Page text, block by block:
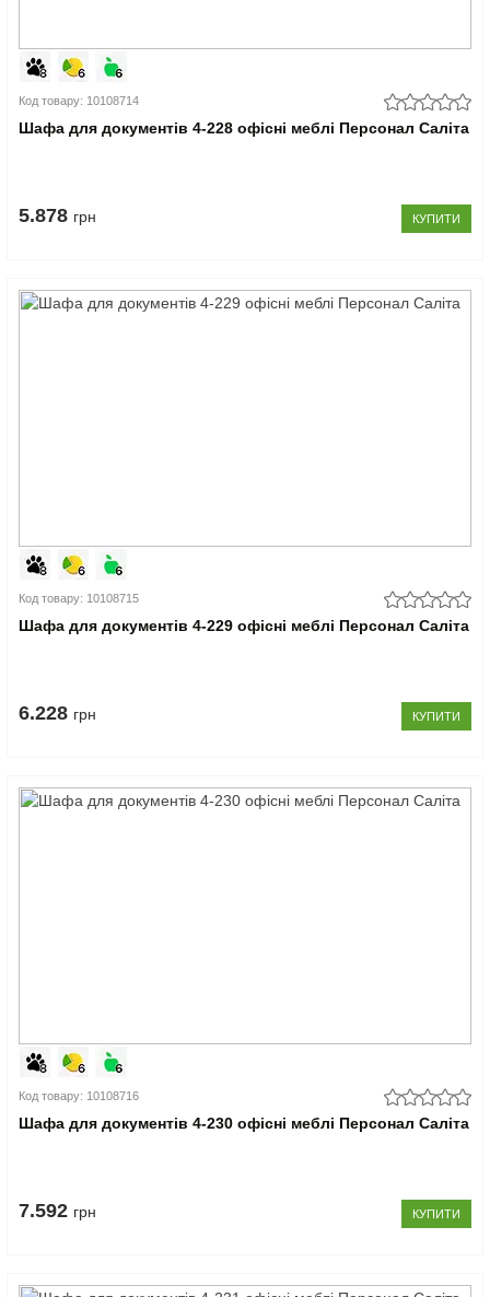
Код товару: 10108714
Шафа для документів 4-228 офісні меблі Персонал Саліта
5.878 грн КУПИТИ
Код товару: 10108715
Шафа для документів 4-229 офісні меблі Персонал Саліта
6.228 грн КУПИТИ
Код товару: 10108716
Шафа для документів 4-230 офісні меблі Персонал Саліта
7.592 грн КУПИТИ